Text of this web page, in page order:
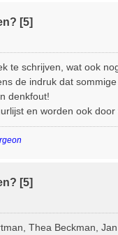
[5]
te schrijven, wat ook
de indruk dat
denkfout!
en worden ook door
[5]
Thea Beckman,